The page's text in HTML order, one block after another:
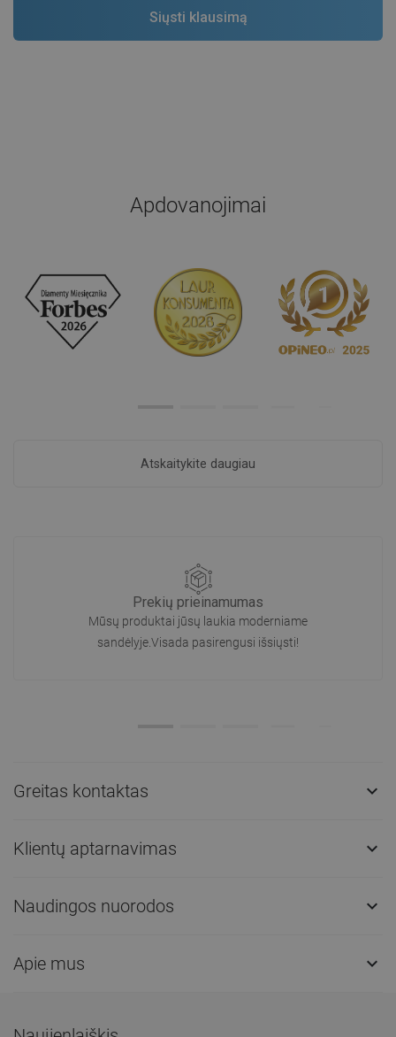
Apdovanojimai
Atskaitykite daugiau
Prekių prieinamumas
Mūsų produktai jūsų laukia moderniame
sandėlyje.Visada pasirengusi išsiųsti!
Greitas kontaktas 
Klientų aptarnavimas 
Naudingos nuorodos 
Apie mus 